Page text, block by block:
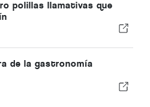
polillas llamativas que
de la gastronomía